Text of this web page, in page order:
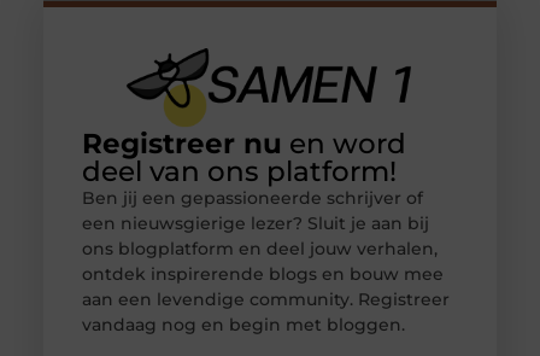
Registreer nu en word
deel van ons platform!
Ben jij een gepassioneerde schrijver of
een nieuwsgierige lezer? Sluit je aan bij
ons blogplatform en deel jouw verhalen,
ontdek inspirerende blogs en bouw mee
aan een levendige community. Registreer
vandaag nog en begin met bloggen.